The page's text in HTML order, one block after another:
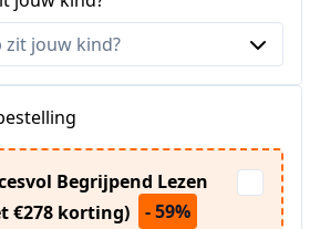
Begrijpend Lezen
€278 korting)
- 59%